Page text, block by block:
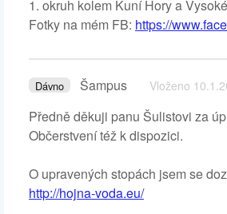
1. okruh kolem Kuní Hory a
Fotky na mém FB: https://
Dávno Šampus Vloženo
Předně děkuji panu Šulistovi za
Občerstvení též k dispozici.
O upravených stopách jsem se
http://hojna-voda.eu/